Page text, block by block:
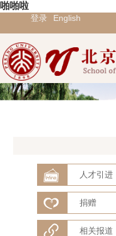
啪啪啦
登录 English
人才引进
捐赠
相关报道